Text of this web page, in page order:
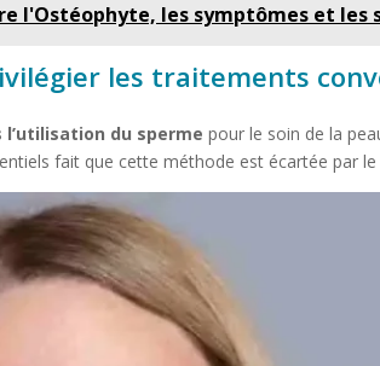
l'Ostéophyte, les symptômes et les
les traitements
du sperme pour le soin de la
fait que cette méthode est écartée par le